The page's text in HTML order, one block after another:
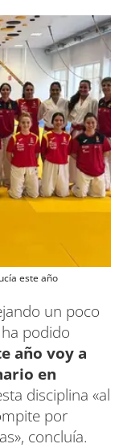
este año
un poco
podido
año voy a
en
disciplina «al
por
concluía.